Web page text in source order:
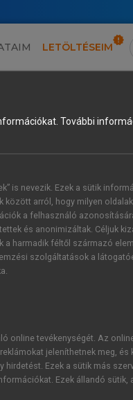
LETÖLTÉSEIM
3. Igéből passzív
mellékfolyói partján
is mintegy
meg a néhány
A
területen, azaz az
tengeri torkolatáig
nyelvjárások
kilométernél távolabbra.
a rendelkezésre
1900;
20. század első
semmit sem
2001
További
is nevezik. Ezek a sütik
arról, hogy milyen
a felhasználó
és anonimizáltak. Céljuk
a harmadik féltől származó
szolgáltatások a
online tevékenységét. Az
jeleníthetnek meg,
Ezek a sütik más
Ezek állandó sütik,